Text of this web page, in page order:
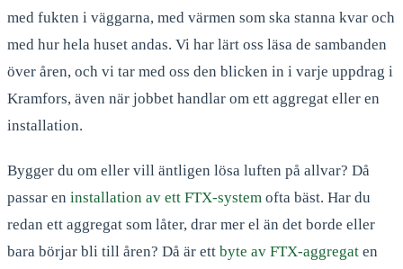
med fukten i väggarna, med värmen som ska stanna kvar och
med hur hela huset andas. Vi har lärt oss läsa de sambanden
över åren, och vi tar med oss den blicken in i varje uppdrag i
Kramfors, även när jobbet handlar om ett aggregat eller en
installation.
Bygger du om eller vill äntligen lösa luften på allvar? Då
passar en installation av ett FTX-system ofta bäst. Har du
redan ett aggregat som låter, drar mer el än det borde eller
bara börjar bli till åren? Då är ett byte av FTX-aggregat en